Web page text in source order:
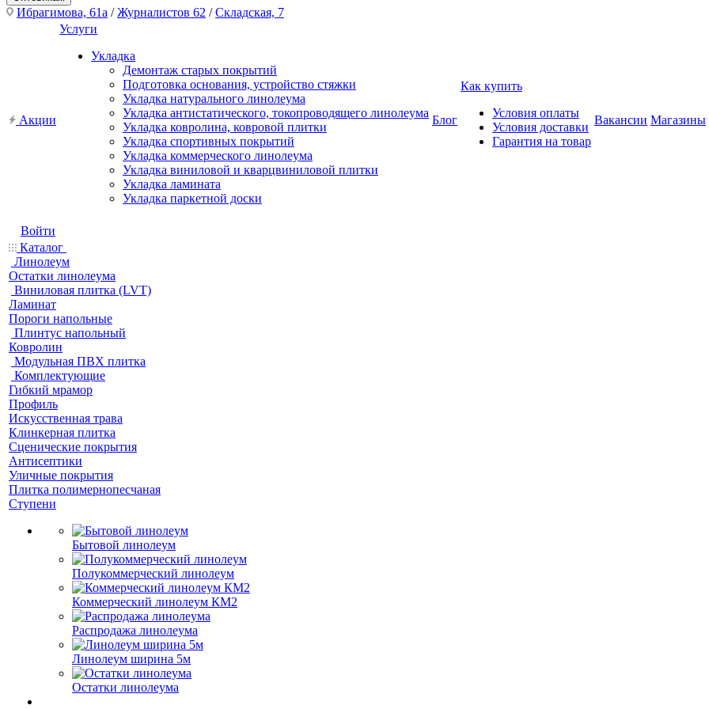
Ибрагимова, 61а /Журналистов 62 /Складская, 7
Акции
Услуги
Укладка
Демонтаж старых покрытий
Подготовка основания, устройство стяжки
Укладка натурального линолеума
Укладка антистатического, токопроводящего линолеума
Укладка ковролина, ковровой плитки
Укладка спортивных покрытий
Укладка коммерческого линолеума
Укладка виниловой и кварцвиниловой плитки
Укладка ламината
Укладка паркетной доски
Блог
Как купить
Условия оплаты
Условия доставки
Гарантия на товар
Вакансии Магазины
Войти
Каталог
Линолеум
Остатки линолеума
Виниловая плитка (LVT)
Ламинат
Пороги напольные
Плинтус напольный
Ковролин
Модульная ПВХ плитка
Комплектующие
Гибкий мрамор
Профиль
Искусственная трава
Клинкерная плитка
Сценические покрытия
Антисептики
Уличные покрытия
Плитка полимернопесчаная
Ступени
Бытовой линолеум
Полукоммерческий линолеум
Коммерческий линолеум КМ2
Распродажа линолеума
Линолеум ширина 5м
Остатки линолеума